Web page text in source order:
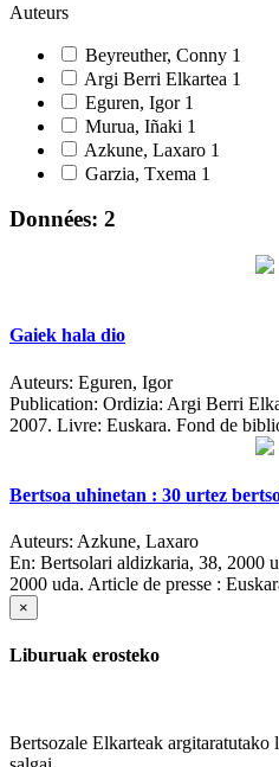
Auteurs
Beyreuther, Conny 1
Argi Berri Elkartea 1
Eguren, Igor 1
Murua, Iñaki 1
Azkune, Laxaro 1
Garzia, Txema 1
Données: 2
Gaiek hala dio
Auteurs: Eguren, Igor
Publication: Ordizia: Argi Berri
2007. Livre: Euskara. Fond de
Bertsoa uhinetan : 30 urtez
Auteurs: Azkune, Laxaro
En: Bertsolari aldizkaria, 38, 2000
2000 uda. Article de presse :
×
Liburuak erosteko
Bertsozale Elkarteak argitaratutako